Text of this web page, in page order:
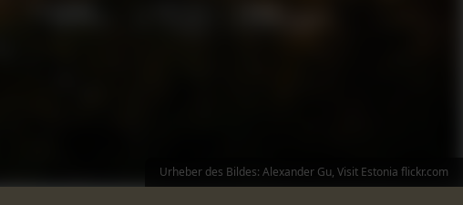
Urheber des Bildes: Alexander Gu, Visit Estonia flickr.com